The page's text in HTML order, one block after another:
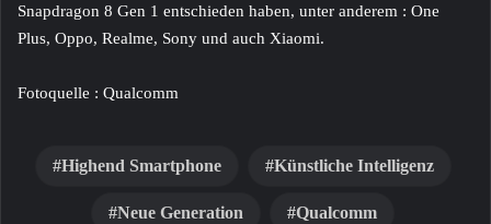
Snapdragon 8 Gen 1 entschieden haben, unter anderem : One
Plus, Oppo, Realme, Sony und auch Xiaomi.
Fotoquelle : Qualcomm
Highend Smartphone Künstliche Intelligenz
Neue Generation Qualcomm